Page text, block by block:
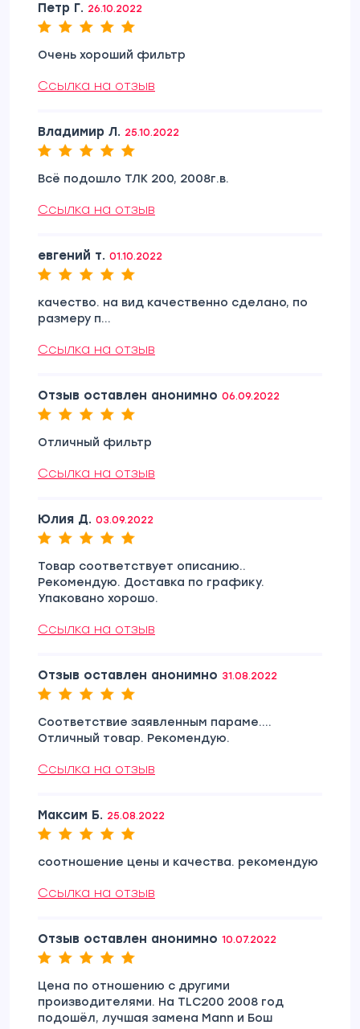
Петр Г. 26.10.2022
Очень хороший фильтр
Ссылка на отзыв
Владимир Л. 25.10.2022
Всё подошло ТЛК 200, 2008г.в.
Ссылка на отзыв
евгений т. 01.10.2022
качество. на вид качественно сделано, по
размеру п...
Ссылка на отзыв
Отзыв оставлен анонимно 06.09.2022
Отличный фильтр
Ссылка на отзыв
Юлия Д. 03.09.2022
Товар соответствует описанию..
Рекомендую. Доставка по графику.
Упаковано хорошо.
Ссылка на отзыв
Отзыв оставлен анонимно 31.08.2022
Соответствие заявленным параме....
Отличный товар. Рекомендую.
Ссылка на отзыв
Максим Б. 25.08.2022
соотношение цены и качества. рекомендую
Ссылка на отзыв
Отзыв оставлен анонимно 10.07.2022
Цена по отношению с другими
производителями. На TLC200 2008 год
подошёл, лучшая замена Mann и Бош